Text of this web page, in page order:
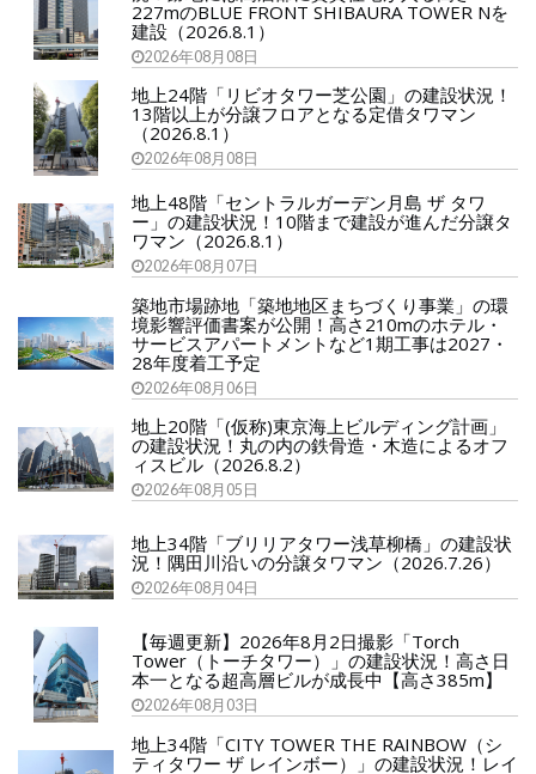
227mのBLUE FRONT SHIBAURA TOWER Nを
建設（2026.8.1）
2026年08月08日
地上24階「リビオタワー芝公園」の建設状況！
13階以上が分譲フロアとなる定借タワマン
（2026.8.1）
2026年08月08日
地上48階「セントラルガーデン月島 ザ タワ
ー」の建設状況！10階まで建設が進んだ分譲タ
ワマン（2026.8.1）
2026年08月07日
築地市場跡地「築地地区まちづくり事業」の環
境影響評価書案が公開！高さ210mのホテル・
サービスアパートメントなど1期工事は2027・
28年度着工予定
2026年08月06日
地上20階「(仮称)東京海上ビルディング計画」
の建設状況！丸の内の鉄骨造・木造によるオフ
ィスビル（2026.8.2）
2026年08月05日
地上34階「ブリリアタワー浅草柳橋」の建設状
況！隅田川沿いの分譲タワマン（2026.7.26）
2026年08月04日
【毎週更新】2026年8月2日撮影「Torch
Tower（トーチタワー）」の建設状況！高さ日
本一となる超高層ビルが成長中【高さ385m】
2026年08月03日
地上34階「CITY TOWER THE RAINBOW（シ
ティタワー ザ レインボー）」の建設状況！レイ